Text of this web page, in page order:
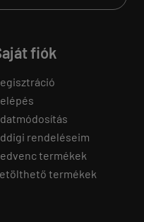
fiók
rendeléseim
termékek
termékek